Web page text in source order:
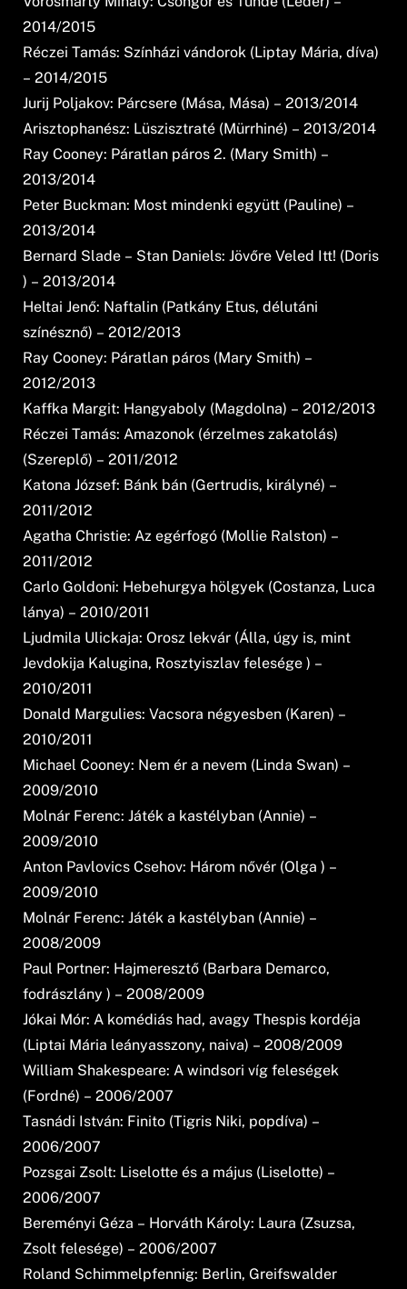
2014/2015
Réczei Tamás: Színházi vándorok (Liptay Mária, díva)
– 2014/2015
Jurij Poljakov: Párcsere (Mása, Mása) – 2013/2014
Arisztophanész: Lüszisztraté (Mürrhiné) – 2013/2014
Ray Cooney: Páratlan páros 2. (Mary Smith) –
2013/2014
Peter Buckman: Most mindenki együtt (Pauline) –
2013/2014
Bernard Slade – Stan Daniels: Jövőre Veled Itt! (Doris
) – 2013/2014
Heltai Jenő: Naftalin (Patkány Etus, délutáni
színésznő) – 2012/2013
Ray Cooney: Páratlan páros (Mary Smith) –
2012/2013
Kaffka Margit: Hangyaboly (Magdolna) – 2012/2013
Réczei Tamás: Amazonok (érzelmes zakatolás)
(Szereplő) – 2011/2012
Katona József: Bánk bán (Gertrudis, királyné) –
2011/2012
Agatha Christie: Az egérfogó (Mollie Ralston) –
2011/2012
Carlo Goldoni: Hebehurgya hölgyek (Costanza, Luca
lánya) – 2010/2011
Ljudmila Ulickaja: Orosz lekvár (Álla, úgy is, mint
Jevdokija Kalugina, Rosztyiszlav felesége ) –
2010/2011
Donald Margulies: Vacsora négyesben (Karen) –
2010/2011
Michael Cooney: Nem ér a nevem (Linda Swan) –
2009/2010
Molnár Ferenc: Játék a kastélyban (Annie) –
2009/2010
Anton Pavlovics Csehov: Három nővér (Olga ) –
2009/2010
Molnár Ferenc: Játék a kastélyban (Annie) –
2008/2009
Paul Portner: Hajmeresztő (Barbara Demarco,
fodrászlány ) – 2008/2009
Jókai Mór: A komédiás had, avagy Thespis kordéja
(Liptai Mária leányasszony, naiva) – 2008/2009
William Shakespeare: A windsori víg feleségek
(Fordné) – 2006/2007
Tasnádi István: Finito (Tigris Niki, popdíva) –
2006/2007
Pozsgai Zsolt: Liselotte és a május (Liselotte) –
2006/2007
Bereményi Géza – Horváth Károly: Laura (Zsuzsa,
Zsolt felesége) – 2006/2007
Roland Schimmelpfennig: Berlin, Greifswalder